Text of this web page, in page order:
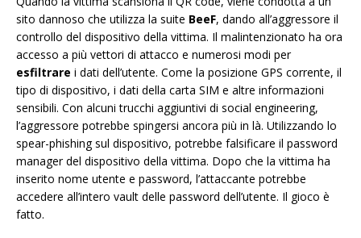
sito dannoso che utilizza la suite BeeF, dando all’aggressore il
controllo del dispositivo della vittima. Il malintenzionato ha ora
accesso a più vettori di attacco e numerosi modi per
esfiltrare i dati dell’utente. Come la posizione GPS corrente, il
tipo di dispositivo, i dati della carta SIM e altre informazioni
sensibili. Con alcuni trucchi aggiuntivi di social engineering,
l’aggressore potrebbe spingersi ancora più in là. Utilizzando lo
spear-phishing sul dispositivo, potrebbe falsificare il password
manager del dispositivo della vittima. Dopo che la vittima ha
inserito nome utente e password, l’attaccante potrebbe
accedere all’intero vault delle password dell’utente. Il gioco è
fatto.